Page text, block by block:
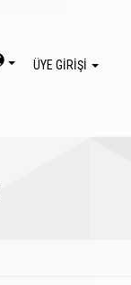
ÜYE GİRİŞİ